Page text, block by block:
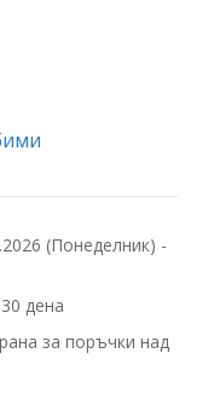
(Понеделник) -
дена
за поръчки над